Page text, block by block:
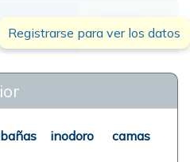
00,00 mt
Registrarse para ver los datos
inodoro camas